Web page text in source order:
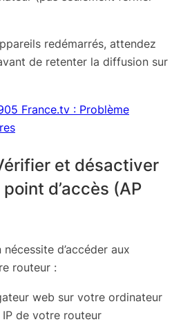
redémarrés, attendez
de retenter la diffusion sur
France.tv : Problème
et désactiver
d’accès (AP
d’accéder aux
routeur :
web sur votre ordinateur
IP de votre routeur